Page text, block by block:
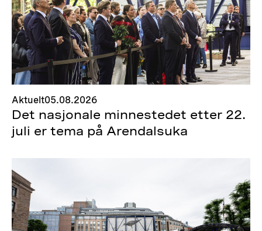
Aktuelt05.08.2026
Det nasjonale minnestedet etter 22.
juli er tema på Arendalsuka